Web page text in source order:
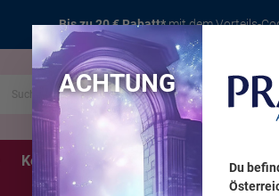
Bis zu 20 € Rabatt*mit dem Vorteils-
Kerzen Schmuck
ACHTUNG
Du